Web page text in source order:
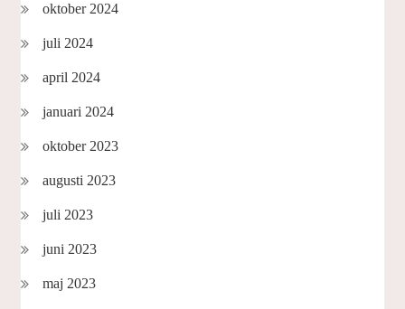
oktober 2024
juli 2024
april 2024
januari 2024
oktober 2023
augusti 2023
juli 2023
juni 2023
maj 2023